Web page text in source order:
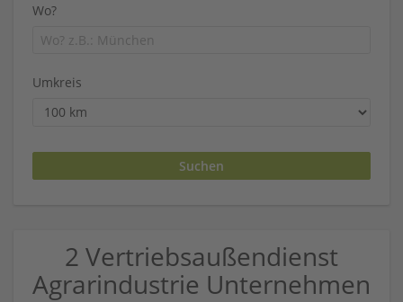
Wo?
Umkreis
2 Vertriebsaußendienst
Agrarindustrie Unternehmen